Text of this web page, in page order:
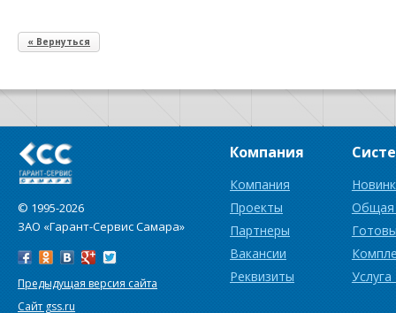
« Вернуться
© 1995-2026
ЗАО «Гарант-Сервис Самара»
Предыдущая версия сайта
Сайт gss.ru
Компания
Компания
Проекты
Партнеры
Вакансии
Реквизиты
Общая